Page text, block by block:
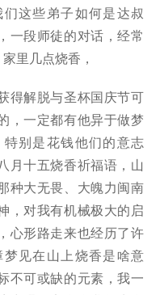
这些弟子如何是达叔
一段师徒的对话，经常
里几点烧香，
得解脱与圣杯国庆节可
，一定都有他异于做梦
别是花钱他们的意志
月十五烧香祈福语，山
种大无畏、大魄力闽南
，对我有机械极大的启
心形路走来也经历了许
见在山上烧香是啥意
不可或缺的元素，我一